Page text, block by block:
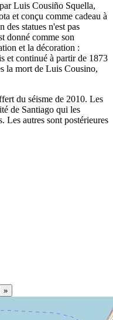
Luis Cousiño Squella,
et conçu comme cadeau à
des statues n'est pas
donné comme son
et la décoration :
et continué à partir de 1873
la mort de Luis Cousino,
du séisme de 2010. Les
de Santiago qui les
Les autres sont postérieures
»